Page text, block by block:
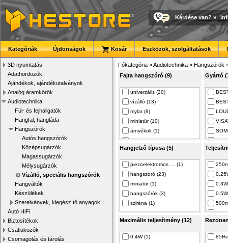
Kérdése van? »
Kategóriák Újdonságok Kosár Eszközök, szolgáltatások
3D nyomtatás
Adathordozók
Ajándékok, ajándékutalványok
Analóg áramkörök
Audiotechnika
Fül- és fejhallgatók
Hangfal, hangláda
Hangszórók
Autós hangszórók
Középsugárzók
Magassugárzók
Mélysugárzók
Vízálló, speciális hangszórók
Hangváltók
Készülékek
Szerelvények, kiegészítő anyagok
Autó HiFi
Biztosítékok
Csatlakozók
Csomagolás és tárolás
Főkategória »Audiotechnika » Hangszórók
Fajta hangszóró (9)
univerzális (20)
vízálló (13)
mylar (8)
miniatür (10)
árnyékolt (1)
mennyezeti (2)
ellenáll a vízne… (1)
általános felhas… (1)
Gyártó
Hangjelző típusa (5)
piezoelektromos … (1)
hangszóró (23)
miniatür (1)
hangszórók (3)
sziréna (1)
1W
2W
Maximális teljesítmény (12)
0.4W (1)